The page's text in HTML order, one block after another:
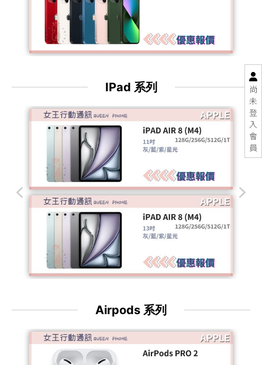
尚
未
登
入
會
員
IPad 系列
Airpods 系列